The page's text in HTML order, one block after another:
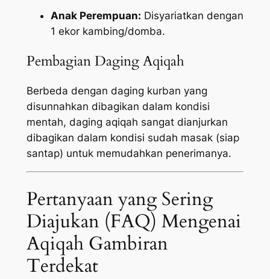
Anak Perempuan: Disyariatkan dengan
1 ekor kambing/domba.
Pembagian Daging Aqiqah
Berbeda dengan daging kurban yang
disunnahkan dibagikan dalam kondisi
mentah, daging aqiqah sangat dianjurkan
dibagikan dalam kondisi sudah masak (siap
santap) untuk memudahkan penerimanya.
Pertanyaan yang Sering
Diajukan (FAQ) Mengenai
Aqiqah Gambiran
Terdekat